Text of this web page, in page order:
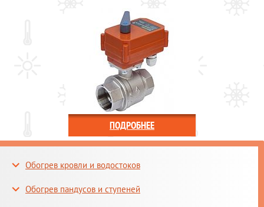
ПОДРОБНЕЕ
Обогрев кровли и водостоков
Обогрев пандусов и ступеней